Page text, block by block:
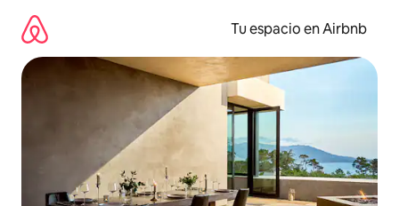
contenido
Tu espacio en Airbnb